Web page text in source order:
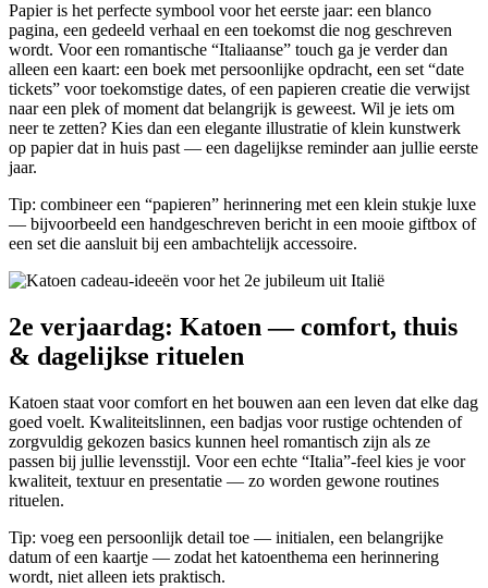
Papier is het perfecte symbool voor het eerste jaar: een blanco
pagina, een gedeeld verhaal en een toekomst die nog geschreven
wordt. Voor een romantische “Italiaanse” touch ga je verder dan
alleen een kaart: een boek met persoonlijke opdracht, een set “date
tickets” voor toekomstige dates, of een papieren creatie die verwijst
naar een plek of moment dat belangrijk is geweest. Wil je iets om
neer te zetten? Kies dan een elegante illustratie of klein kunstwerk
op papier dat in huis past — een dagelijkse reminder aan jullie eerste
jaar.
Tip: combineer een “papieren” herinnering met een klein stukje luxe
— bijvoorbeeld een handgeschreven bericht in een mooie giftbox of
een set die aansluit bij een ambachtelijk accessoire.
2e verjaardag: Katoen — comfort, thuis
& dagelijkse rituelen
Katoen staat voor comfort en het bouwen aan een leven dat elke dag
goed voelt. Kwaliteitslinnen, een badjas voor rustige ochtenden of
zorgvuldig gekozen basics kunnen heel romantisch zijn als ze
passen bij jullie levensstijl. Voor een echte “Italia”-feel kies je voor
kwaliteit, textuur en presentatie — zo worden gewone routines
rituelen.
Tip: voeg een persoonlijk detail toe — initialen, een belangrijke
datum of een kaartje — zodat het katoenthema een herinnering
wordt, niet alleen iets praktisch.